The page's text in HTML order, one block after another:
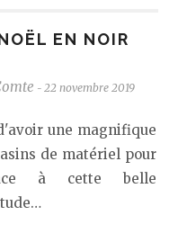
EN NOIR
- 22 novembre 2019
une magnifique
de matériel pour
à cette belle